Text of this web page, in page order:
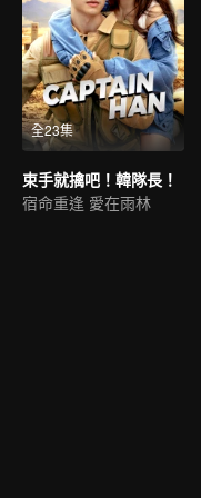
全23集
束手就擒吧！韓隊長！
宿命重逢 愛在雨林